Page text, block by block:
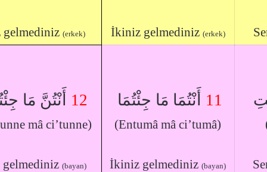
gelmediniz(erkek) İkiniz gelmediniz (erkek)
أَنْتُنَّ مَا 12
mâ ci’tunne)
gelmediniz (bayan)
أَنْتُمَا مَا جِئْتُمَا 11
(Entumâ mâ ci’tumâ)
İkiniz gelmediniz(bayan)